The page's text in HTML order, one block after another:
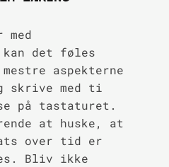
med
det føles
aspekterne
skrive med ti
på tastaturet.
at huske, at
over tid er
Bliv ikke